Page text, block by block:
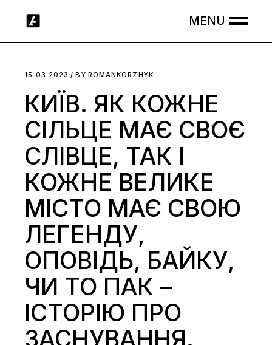
15.03.2023 BY ROMANKORZHYK
КИЇВ. ЯК КОЖНЕ
СІЛЬЦЕ МАЄ СВОЄ
СЛІВЦЕ, ТАК І
КОЖНЕ ВЕЛИКЕ
МІСТО МАЄ СВОЮ
ЛЕГЕНДУ,
ОПОВІДЬ, БАЙКУ,
ЧИ ТО ПАК –
ІСТОРІЮ ПРО
ЗАСНУВАННЯ.